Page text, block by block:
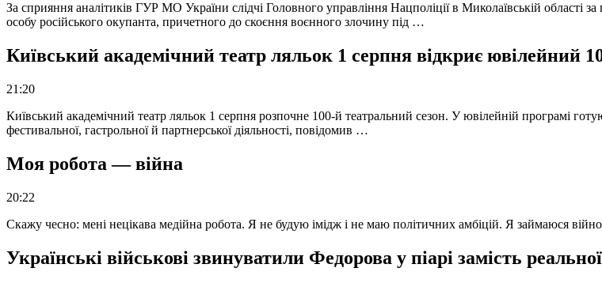
За сприяння аналітиків ГУР МО України слідчі Головного управління Нацполіції в Миколаївській області
особу російського окупанта, причетного до скоєння воєнного злочину під …
Київський академічний театр ляльок 1 серпня відкриє ювілейний
21:20
Київський академічний театр ляльок 1 серпня розпочне 100-й театральний сезон. У ювілейній програмі
фестивальної, гастрольної й партнерської діяльності, повідомив …
Моя робота — війна
20:22
Скажу чесно: мені нецікава медійна робота. Я не будую імідж і не маю політичних амбіцій. Я займаюся
Українські військові звинуватили Федорова у піарі замість